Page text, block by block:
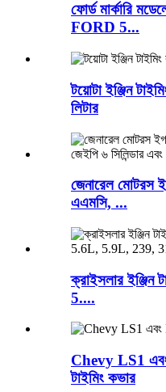
ফোর্ড মার্কারি
FORD 5...
টয়োটা ইঞ্জিন
লিটার
জেনারেল মোটরস
এএমসি, ...
ক্রাইসলার ইঞ্জিন
5....
Chevy LS1
টাইমিং কভার